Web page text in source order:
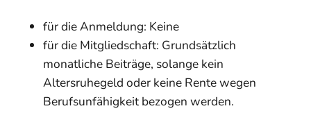
für die Anmeldung: Keine
für die Mitgliedschaft: Grundsätzlich
monatliche Beiträge, solange kein
Altersruhegeld oder keine Rente wegen
Berufsunfähigkeit bezogen werden.